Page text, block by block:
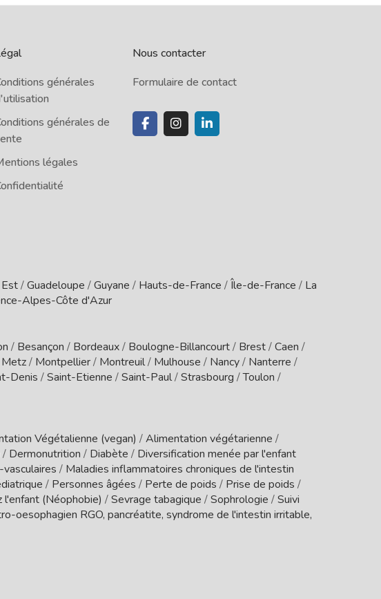
générales
générales de
légales
Nous contacter
Formulaire de contact
/Guadeloupe /Guyane / Hauts-de-France /Île-de-France / La
Alpes-Côte d'Azur
/ Besançon / Bordeaux/ Boulogne-Billancourt/ Brest/Caen /
Metz/ Montpellier/ Montreuil/ Mulhouse / Nancy/ Nanterre /
Denis /Saint-Etienne /Saint-Paul/Strasbourg /Toulon /
Végétalienne (vegan) /Alimentation végétarienne /
/ Dermonutrition / Diabète / Diversification menée par l'enfant
/ Maladies inflammatoires chroniques de l'intestin
/ Personnes âgées / Perte de poids / Prise de poids /
(Néophobie) /Sevrage tabagique /Sophrologie /Suivi
oesophagien RGO, pancréatite, syndrome de l'intestin irritable,